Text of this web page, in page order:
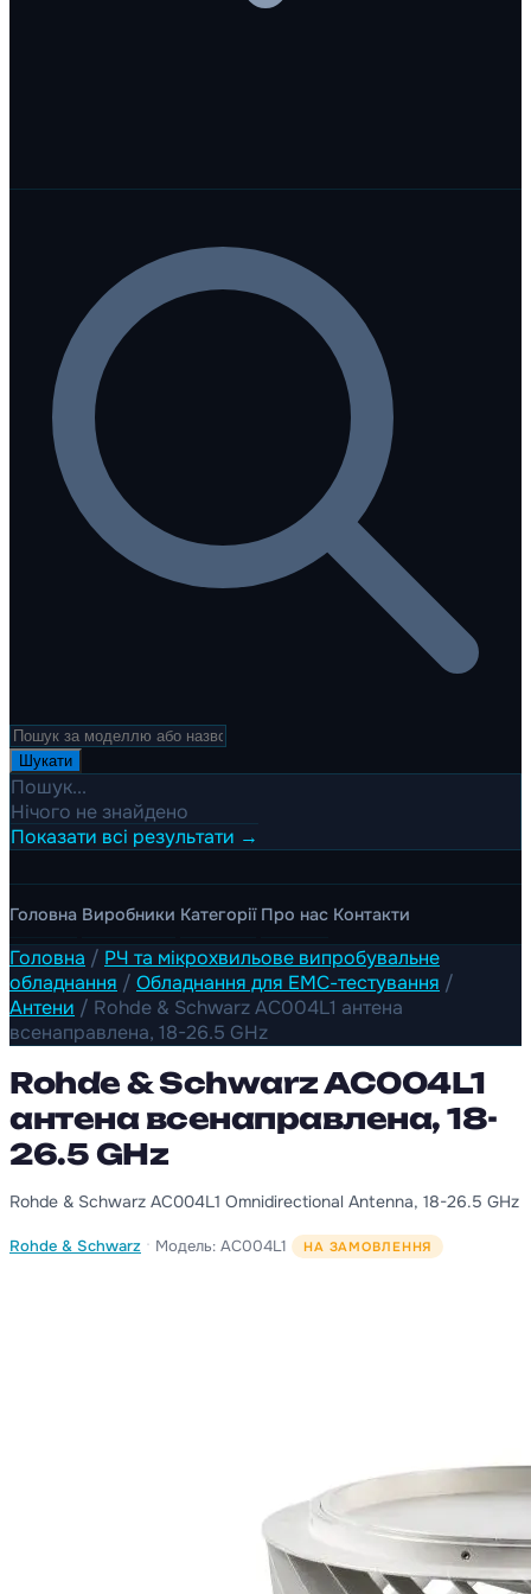
Шукати
Пошук...
Нічого не знайдено
Показати всі результати →
Головна Виробники Категорії Про нас Контакти
Головна / РЧ та мікрохвильове випробувальне
обладнання / Обладнання для ЕМС-тестування /
Антени / Rohde & Schwarz AC004L1 антена
всенаправлена, 18-26.5 GHz
Rohde & Schwarz AC004L1
антена всенаправлена, 18-
26.5 GHz
Rohde & Schwarz AC004L1 Omnidirectional Antenna, 18-26.5 GHz
Rohde & Schwarz · Модель: AC004L1 НА ЗАМОВЛЕННЯ